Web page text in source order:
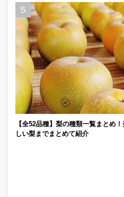
【全52品種】梨の種類一覧まとめ
しい梨までまとめて紹介